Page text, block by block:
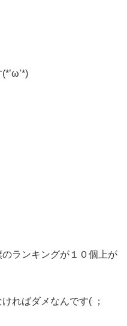
ランキングが１０個上が
ればダメなんです( ；